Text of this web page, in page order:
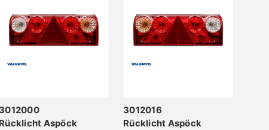
3012000
Rücklicht Aspöck
3012016
Rücklicht Aspöck